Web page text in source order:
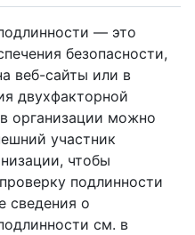
— это
безопасности,
веб-сайты или в
двухфакторной
организации можно
участник
чтобы
подлинности
сведения о
см. в